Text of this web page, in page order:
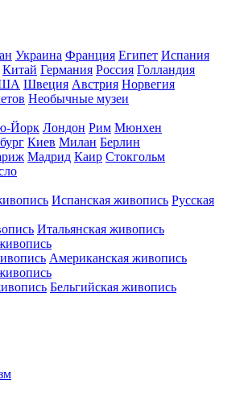
Украина Франция Египет Испания
Китай Германия Россия Голландия
Швеция Австрия Норвегия
Необычные музеи
Йорк Лондон Рим Мюнхен
Киев Милан Берлин
Мадрид Каир Стокгольм
Испанская живопись Русская
Итальянская живопись
Американская живопись
Бельгийская живопись